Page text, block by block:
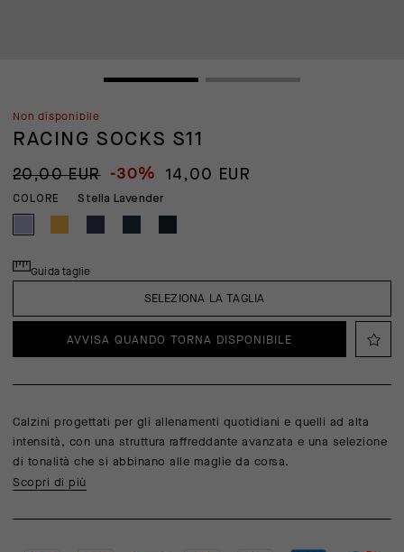
Non disponibile
RACING SOCKS S11
20,00 EUR -30% 14,00 EUR
COLORE Stella Lavender
SELEZIONA LA TAGLIA
Guida taglie
AVVISA QUANDO TORNA DISPONIBILE
Calzini progettati per gli allenamenti quotidiani e quelli ad alta
intensità, con una struttura raffreddante avanzata e una selezione
di tonalità che si abbinano alle maglie da corsa.
Scopri di più